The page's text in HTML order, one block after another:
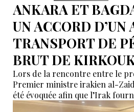
ANKARA ET
UN ACCORD D’UN
TRANSPORT DE
BRUT DE
Lors de la rencontre entre le
Premier ministre irakien al-
été évoquée afin que l’Irak
de pétrole brut nécessaires